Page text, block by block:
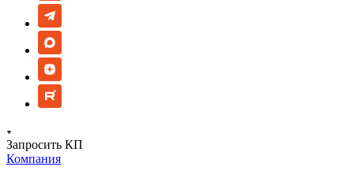
Запросить КП
Компания